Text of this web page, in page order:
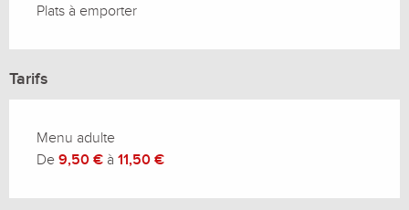
Plats à emporter
Tarifs
Menu adulte
De 9,50 € à 11,50 €